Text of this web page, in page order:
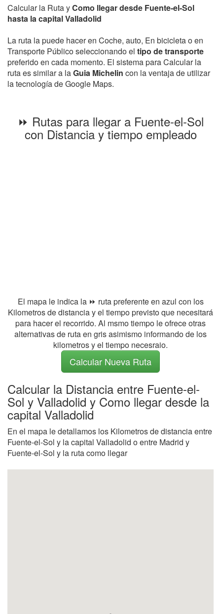
Calcular la Ruta yComo llegar desde Fuente-el-Sol
hasta la capital Valladolid
La ruta la puede hacer en Coche, auto, En bicicleta o en
Transporte Público seleccionando el tipo de transporte
preferido en cada momento. El sistema para Calcular la
ruta es similar a laGuia Michelin con la ventaja de utilizar
la tecnología de Google Maps.
⏩ Rutas para llegar a Fuente-el-Sol
con Distancia y tiempo empleado
El mapa le indica la ⏩ ruta preferente en azul con los
Kilometros de distancia y el tiempo previsto que necesitará
para hacer el recorrido. Al msmo tiempo le ofrece otras
alternativas de ruta en gris asimismo informando de los
kilometros y el tiempo necesraio.
Calcular Nueva Ruta
Calcular la Distancia entre Fuente-el-
Sol y Valladolid y Como llegar desde la
capital Valladolid
En el mapa le detallamos los Kilometros de distancia entre
Fuente-el-Sol y la capital Valladolid o entre Madrid y
Fuente-el-Sol y la ruta como llegar